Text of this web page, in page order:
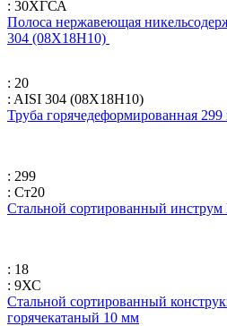
: 30ХГСА
Полоса нержавеющая
304 (08Х18Н10)
: 20
: AISI 304 (08Х18Н10)
Труба горячедеформированная
: 299
: Ст20
Стальной сортированный
: 18
: 9ХС
Стальной сортированный
горячекатаный 10 мм